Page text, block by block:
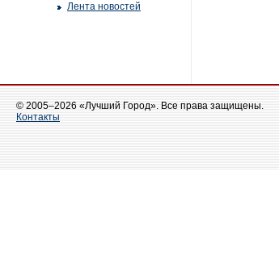
Лента новостей
© 2005–2026 «Лучший Город». Все права защищены.
Контакты